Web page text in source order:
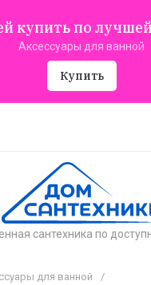
купить по
Аксессуары для ванной
Купить
сантехника по
для ванной
/